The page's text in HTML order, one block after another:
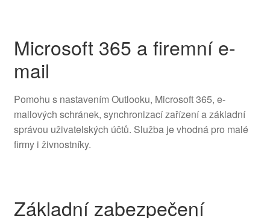
Microsoft 365 a firemní e-
mail
Pomohu s nastavením Outlooku, Microsoft 365, e-
mailových schránek, synchronizací zařízení a základní
správou uživatelských účtů. Služba je vhodná pro malé
firmy i živnostníky.
Základní zabezpečení